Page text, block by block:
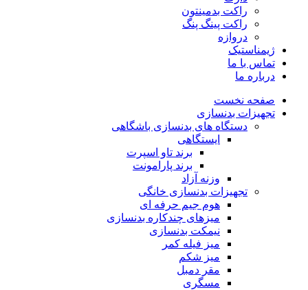
راکت بدمینتون
راکت پینگ پنگ
دروازه
ژیمناستیک
تماس با ما
درباره ما
صفحه نخست
تجهیزات بدنسازی
دستگاه های بدنسازی باشگاهی
ایستگاهی
برند تاو اسپرت
برند پارامونت
وزنه آزاد
تجهیزات بدنسازی خانگی
هوم جیم حرفه ای
میزهای چندکاره بدنسازی
نیمکت بدنسازی
میز فیله کمر
میز شکم
مقر دمبل
مسگری